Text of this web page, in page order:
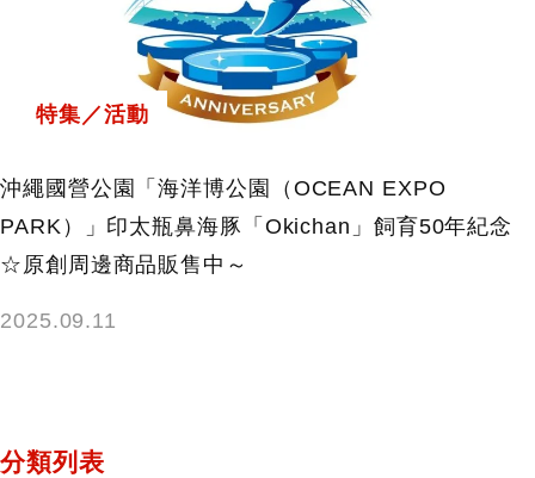
特集／活動
沖繩國營公園「海洋博公園（OCEAN EXPO
PARK）」印太瓶鼻海豚「Okichan」飼育50年紀念
☆原創周邊商品販售中～
2025.09.11
分類列表